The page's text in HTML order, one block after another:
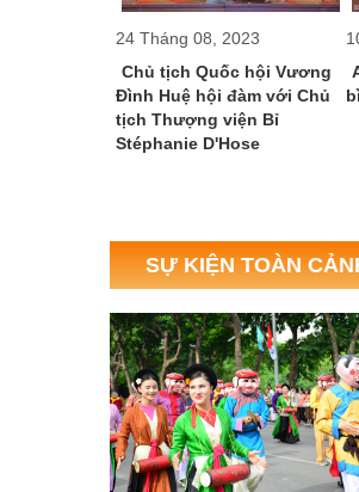
24 Tháng 08, 2023
Chủ tịch Quốc hội Vương
Đình Huệ hội đàm với Chủ
tịch Thượng viện Bỉ
Stéphanie D'Hose
SỰ KIỆN TOÀN